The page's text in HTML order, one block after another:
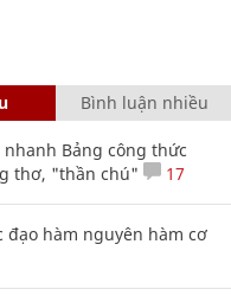
Bình luận nhiều
nhanh Bảng công thức
thơ, "thần chú"
17
đạo hàm nguyên hàm cơ